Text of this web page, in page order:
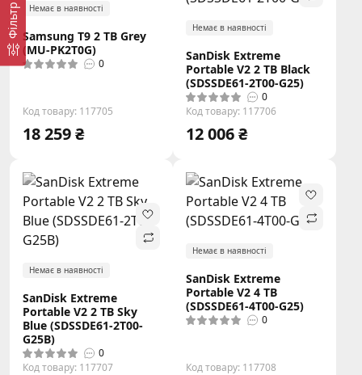
Фільтр Немає в наявності
Samsung T9 2 TB Grey
(MU-PK2T0G)
0
Код товару: 117705
18 259 ₴
Немає в наявності
SanDisk Extreme
Portable V2 2 TB Black
(SDSSDE61-2T00-G25)
0
Код товару: 117706
12 006 ₴
Немає в наявності
SanDisk Extreme
Portable V2 2 TB Sky
Blue (SDSSDE61-2T00-
G25B)
0
Код товару: 117707
Немає в наявності
SanDisk Extreme
Portable V2 4 TB
(SDSSDE61-4T00-G25)
0
Код товару: 117708